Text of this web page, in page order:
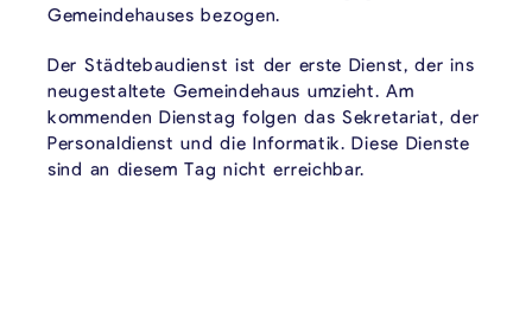
Gemeindehauses bezogen.
Der Städtebaudienst ist der erste Dienst, der ins
neugestaltete Gemeindehaus umzieht. Am
kommenden Dienstag folgen das Sekretariat, der
Personaldienst und die Informatik. Diese Dienste
sind an diesem Tag nicht erreichbar.